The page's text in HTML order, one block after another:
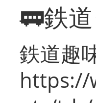
🚃鉄
鉄道趣
https://